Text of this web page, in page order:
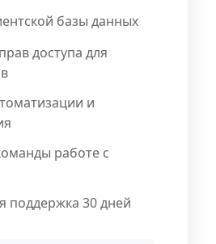
базы данных
доступа для
и
работе с
поддержка 30 дней